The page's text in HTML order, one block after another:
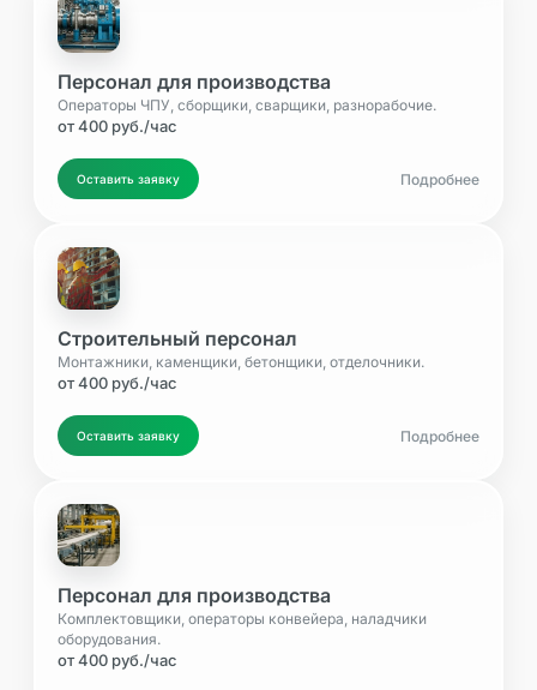
Персонал для производства
Операторы ЧПУ, сборщики, сварщики, разнорабочие.
от 400 руб./час
Оставить заявку Подробнее
Строительный персонал
Монтажники, каменщики, бетонщики, отделочники.
от 400 руб./час
Оставить заявку Подробнее
Персонал для производства
Комплектовщики, операторы конвейера, наладчики
оборудования.
от 400 руб./час